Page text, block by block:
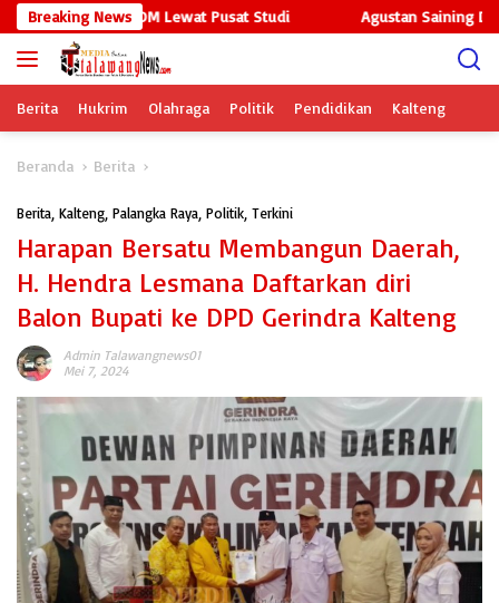
Langsung
ke
konten
Breaking News
Perkuat SDM Lewat Pusat Studi Agustan Saining
Berita Hukrim Olahraga Politik Pendidikan Kalteng
Beranda Berita
Berita Kalteng Palangka Raya Politik Terkini
Harapan Bersatu Membangun Daerah,
H. Hendra Lesmana Daftarkan diri
Balon Bupati ke DPD Gerindra Kalteng
Admin Talawangnews01
Mei 7, 2024